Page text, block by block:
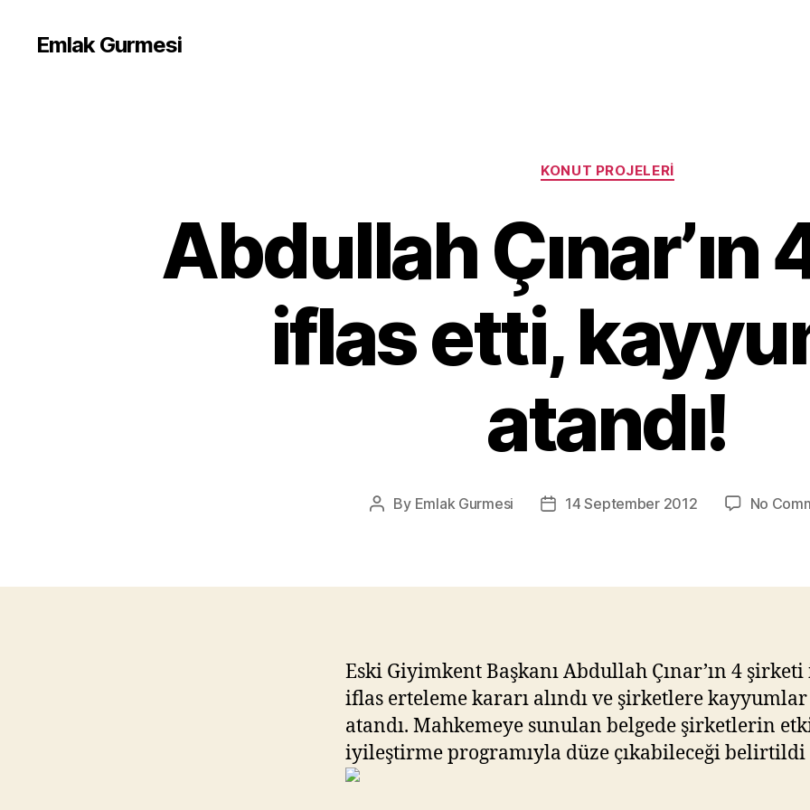
Emlak Gurmesi
Categories
KONUT PROJELERI
Abdullah Çınar’ın
iflas etti,
atandı!
Post
By Emlak Gurmesi
Post14 September 2012 No
Eski Giyimkent Başkanı Abdullah Çınar’ın 4
iflas erteleme kararı alındı ve şirketlere kayyumlar
atandı. Mahkemeye sunulan belgede şirketlerin
iyileştirme programıyla düze çıkabileceği belirtildi